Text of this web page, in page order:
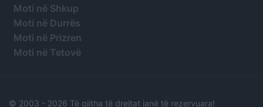
Moti në Shkup
Moti në Durrës
Moti në Prizren
Moti në Tetovë
© 2003 - 2026 Të gjitha të drejtat janë të rezervuara!